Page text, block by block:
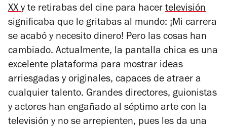
XXy te retirabas del cine para hacer televisión
significaba que le gritabas al mundo: ¡Mi carrera
se acabó y necesito dinero! Pero las cosas han
cambiado. Actualmente, la pantalla chica es una
excelente plataforma para mostrar ideas
arriesgadas y originales, capaces de atraer a
cualquier talento. Grandes directores, guionistas
y actores han engañado al séptimo arte con la
televisión y no se arrepienten, pues les da una